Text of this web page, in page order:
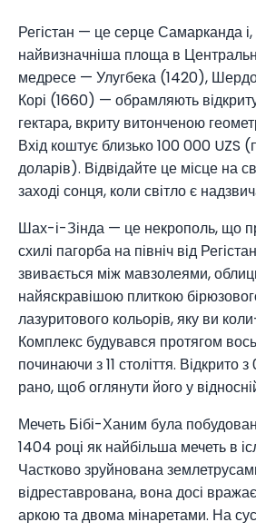
Регістан — це серце Самарканда
найвизначніша площа в
медресе — Улугбека (1420),
Корі (1660) — обрамляють
гектара, вкриту витонченою
Вхід коштує близько 100 000 UZS
доларів). Відвідайте це місце на
заході сонця, коли світло є
Шах-і-Зінда — це некрополь, що
схилі пагорба на північ від
звивається між мавзолеями,
найяскравішою плиткою
лазуритового кольорів, яку ви
Комплекс будувався протягом
починаючи з 11 століття. Відкрито
рано, щоб оглянути його у
Мечеть Бібі-Ханим була
1404 році як найбільша мечеть в
Частково зруйнована
відреставрована, вона досі
аркою та двома мінаретами. На